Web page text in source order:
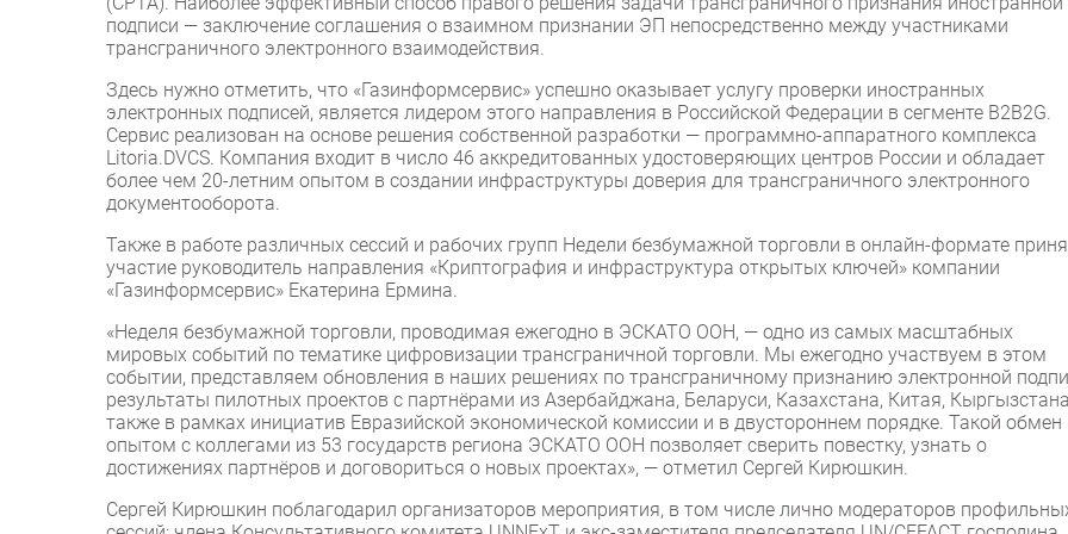
подписи — заключение соглашения о взаимном признании ЭП непосредственно между участниками
трансграничного электронного взаимодействия.
Здесь нужно отметить, что «Газинформсервис» успешно оказывает услугу проверки иностранных
электронных подписей, является лидером этого направления в Российской Федерации в сегменте B2B2G.
Сервис реализован на основе решения собственной разработки — программно-аппаратного комплекса
Litoria.DVCS. Компания входит в число 46 аккредитованных удостоверяющих центров России и обладает
более чем 20-летним опытом в создании инфраструктуры доверия для трансграничного электронного
документооборота.
Также в работе различных сессий и рабочих групп Недели безбумажной торговли в онлайн-формате
участие руководитель направления «Криптография и инфраструктура открытых ключей» компании
«Газинформсервис» Екатерина Ермина.
«Неделя безбумажной торговли, проводимая ежегодно в ЭСКАТО ООН, — одно из самых масштабных
мировых событий по тематике цифровизации трансграничной торговли. Мы ежегодно участвуем в этом
событии, представляем обновления в наших решениях по трансграничному признанию электронной
результаты пилотных проектов с партнёрами из Азербайджана, Беларуси, Казахстана, Китая,
также в рамках инициатив Евразийской экономической комиссии и в двустороннем порядке. Такой обмен
опытом с коллегами из 53 государств региона ЭСКАТО ООН позволяет сверить повестку, узнать о
достижениях партнёров и договориться о новых проектах», — отметил Сергей Кирюшкин.
Сергей Кирюшкин поблагодарил организаторов мероприятия, в том числе лично модераторов